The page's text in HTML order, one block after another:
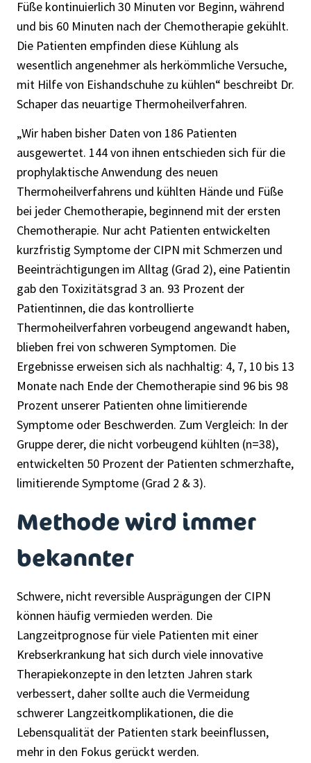
Füße kontinuierlich 30 Minuten vor Beginn, während
und bis 60 Minuten nach der Chemotherapie gekühlt.
Die Patienten empfinden diese Kühlung als
wesentlich angenehmer als herkömmliche Versuche,
mit Hilfe von Eishandschuhe zu kühlen“ beschreibt Dr.
Schaper das neuartige Thermoheilverfahren.
„Wir haben bisher Daten von 186 Patienten
ausgewertet. 144 von ihnen entschieden sich für die
prophylaktische Anwendung des neuen
Thermoheilverfahrens und kühlten Hände und Füße
bei jeder Chemotherapie, beginnend mit der ersten
Chemotherapie. Nur acht Patienten entwickelten
kurzfristig Symptome der CIPN mit Schmerzen und
Beeinträchtigungen im Alltag (Grad 2), eine Patientin
gab den Toxizitätsgrad 3 an. 93 Prozent der
Patientinnen, die das kontrollierte
Thermoheilverfahren vorbeugend angewandt haben,
blieben frei von schweren Symptomen. Die
Ergebnisse erweisen sich als nachhaltig: 4, 7, 10 bis 13
Monate nach Ende der Chemotherapie sind 96 bis 98
Prozent unserer Patienten ohne limitierende
Symptome oder Beschwerden. Zum Vergleich: In der
Gruppe derer, die nicht vorbeugend kühlten (n=38),
entwickelten 50 Prozent der Patienten schmerzhafte,
limitierende Symptome (Grad 2 & 3).
Methode wird immer
bekannter
Schwere, nicht reversible Ausprägungen der CIPN
können häufig vermieden werden. Die
Langzeitprognose für viele Patienten mit einer
Krebserkrankung hat sich durch viele innovative
Therapiekonzepte in den letzten Jahren stark
verbessert, daher sollte auch die Vermeidung
schwerer Langzeitkomplikationen, die die
Lebensqualität der Patienten stark beeinflussen,
mehr in den Fokus gerückt werden.